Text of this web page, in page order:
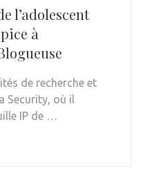
l’adolescent
à
de recherche et
Security, où il
IP de …